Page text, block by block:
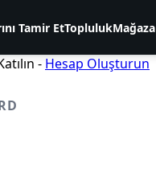
Tamir EtToplulukMağaza
- Hesap Oluşturun